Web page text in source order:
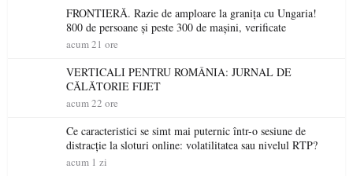
FRONTIERĂ. Razie de amploare la granița cu Ungaria!
800 de persoane și peste 300 de mașini, verificate
acum 21 ore
VERTICALI PENTRU ROMÂNIA: JURNAL DE
CĂLĂTORIE FIJET
acum 22 ore
Ce caracteristici se simt mai puternic într-o sesiune de
distracție la sloturi online: volatilitatea sau nivelul RTP?
acum 1 zi